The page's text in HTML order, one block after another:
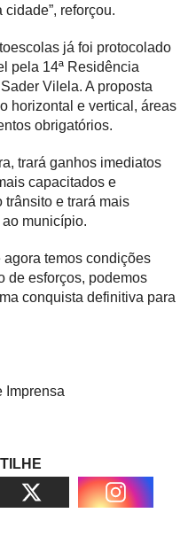
reforçou.
já foi protocolado
pela 14ª Residência
Vilela. A proposta
horizontal e vertical, áreas
obrigatórios.
trará ganhos imediatos
capacitados e
e trará mais
município.
agora temos condições
de esforços, podemos
conquista definitiva para
Imprensa